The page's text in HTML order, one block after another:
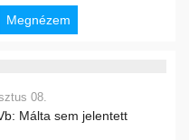
Megnézem
08.
Málta sem jelentett